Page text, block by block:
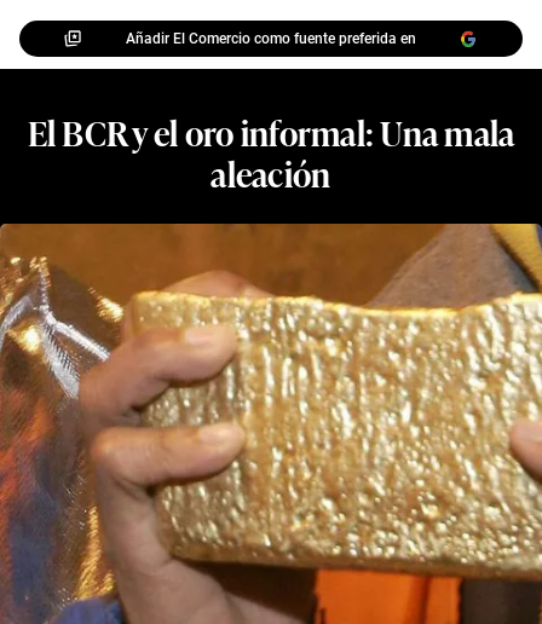
Añadir El Comercio como fuente preferida en
El BCR y el oro informal: Una mala
aleación